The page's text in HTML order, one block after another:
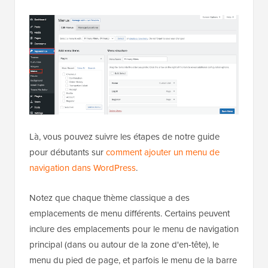
Là, vous pouvez suivre les étapes de notre guide
pour débutants surcomment ajouter un menu de
navigation dans WordPress.
Notez que chaque thème classique a des
emplacements de menu différents. Certains peuvent
inclure des emplacements pour le menu de navigation
principal (dans ou autour de la zone d'en-tête), le
menu du pied de page, et parfois le menu de la barre